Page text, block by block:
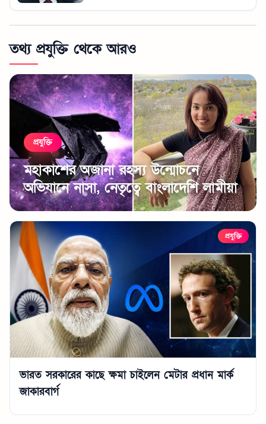
তথ্য প্রযুক্তি থেকে আরও
প্রযুক্তি
মহাকাশের অজানা রহস্য উন্মোচনে
অভিযানে নাসা, নেতৃত্বে বাংলাদেশি লামীয়া
প্রযুক্তি
ভারত সরকারের কাছে ক্ষমা চাইলেন মেটার প্রধান মার্ক
জাকারবার্গ